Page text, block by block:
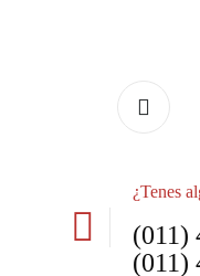
¿Tenes
(011)
(011)